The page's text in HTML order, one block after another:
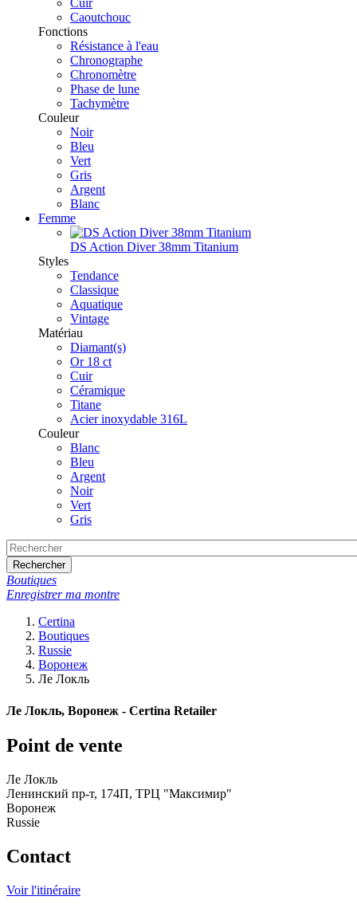
Cuir
Caoutchouc
Fonctions
Résistance à l'eau
Chronographe
Chronomètre
Phase de lune
Tachymètre
Couleur
Noir
Bleu
Vert
Gris
Argent
Blanc
Femme
DS Action Diver 38mm Titanium
Styles
Tendance
Classique
Aquatique
Vintage
Matériau
Diamant(s)
Or 18 ct
Cuir
Céramique
Titane
Acier inoxydable 316L
Couleur
Blanc
Bleu
Argent
Noir
Vert
Gris
Rechercher
Boutiques
Enregistrer ma montre
Certina
Boutiques
Russie
Воронеж
Ле Локль
Ле Локль, Воронеж - Certina Retailer
Point de vente
Ле Локль
Ленинский пр-т, 174П, ТРЦ "Максимир"
Воронеж
Russie
Contact
Voir l'itinéraire